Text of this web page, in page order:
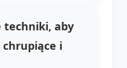
techniki, aby
i